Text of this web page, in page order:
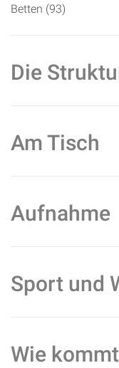
Betten (93)
Die
Am Tisch
Aufnahme
Sport und
Wie